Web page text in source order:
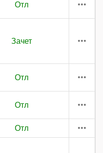
Отл
Зачет
Отл
Отл
Отл